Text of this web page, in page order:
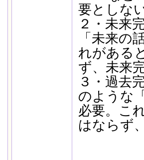
要としない
２・未来
「未来の
れがある
ず、未来
３・過去
のような
必要。こ
はならず